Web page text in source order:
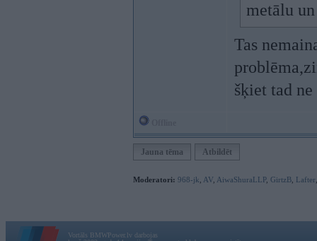
metālu
Tas
šķiet tad
Jauna tēma Atbildēt
Moderatori: 968-jk AV AiwaShuraLLP, GirtzB Lafter
Vortāls BMWPower.lv darbojas